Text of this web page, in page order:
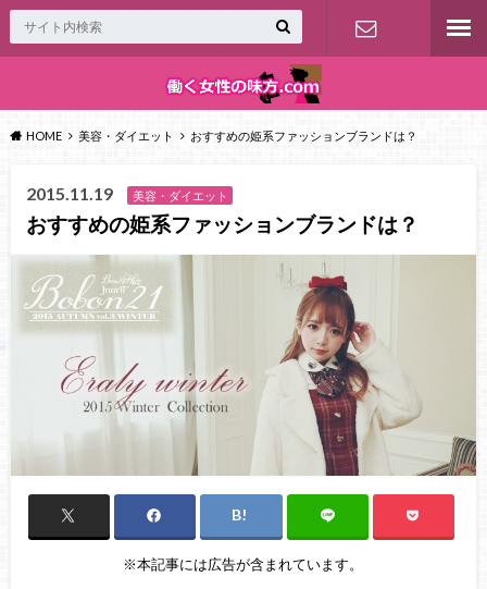
せ
HOME 美容・ダイエット おすすめの姫系ファッションブランドは？
2015.11.19 美容・ダイエット
おすすめの姫系ファッションブランドは？
※本記事には広告が含まれています。